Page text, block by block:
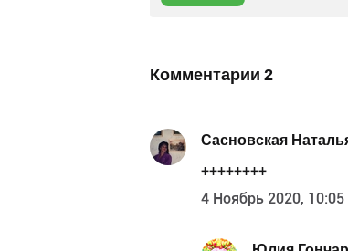
Комментарии 2
Сасновская
++++++++
4 Ноябрь 2020, 10:05